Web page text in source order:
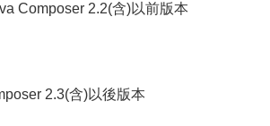
Composer 2.2(含)以前版本
2.3(含)以後版本